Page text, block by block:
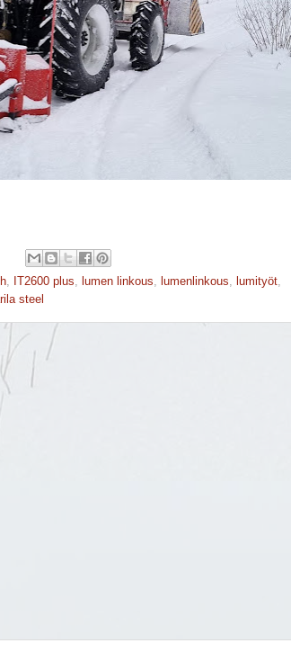
, IT2600 plus, lumen linkous, lumenlinkous, lumityöt,
steel